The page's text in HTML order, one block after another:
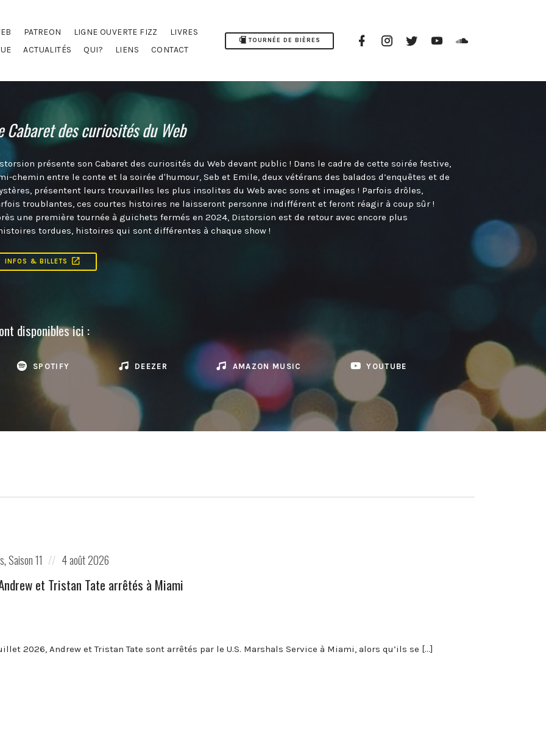
PATREON LIGNE OUVERTE FIZZ
LIVRES
ACTUALITÉS QUI? LIENS CONTACT
Page
Facebook
Instagram
Twitter Youtube
TOURNÉE DE BIÈRES
Cabaret des curiosités du Web
présente son Cabaret des curiosités du Web devant public ! Dans le cadre de cette soirée festive,
chemin entre le conte et la soirée d'humour, Seb et Emile, deux vétérans des balados d’enquêtes et de
présentent leurs trouvailles les plus insolites du Web avec sons et images ! Parfois drôles,
troublantes, ces courtes histoires ne laisseront personne indifférent et feront réagir à coup sûr !
une première tournée à guichets fermés en 2024, Distorsion est de retour avec encore plus
tordues, histoires qui sont différentes à chaque show !
INFOS & BILLETS
disponibles ici :
SPOTIFY DEEZER AMAZON MUSIC YOUTUBE
,Saison 11
Posted
4 août 2026
et Tristan Tate arrêtés à Miami
2026, Andrew et Tristan Tate sont arrêtés par le U.S. Marshals Service à Miami, alors qu’ils se […]